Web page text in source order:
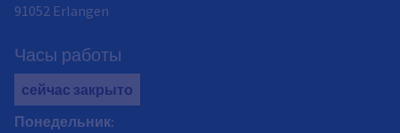
91052 Erlangen
Часы работы
сейчас закрыто
Понедельник: